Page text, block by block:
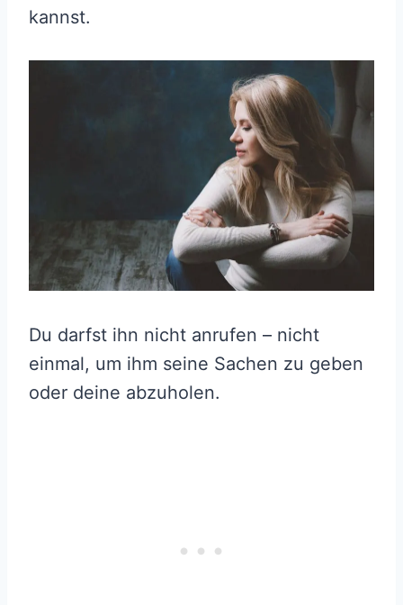
kannst.
Du darfst ihn nicht anrufen – nicht
einmal, um ihm seine Sachen zu geben
oder deine abzuholen.